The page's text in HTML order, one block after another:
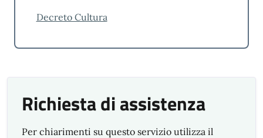
Copia cartacea della presente Carta dei
Amministrativa e Comparto Rilascio Atti, Via
mailplsanzioni@comune.genova.it
Decreto Cultura
Richiesta di assistenza
Per chiarimenti su questo servizio utilizza il